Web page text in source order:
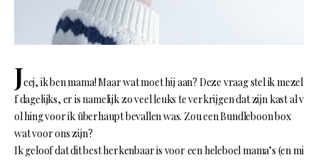
Jeej, ik ben mama! Maar wat moet hij aan? Deze vraag stel ik mezel
f dagelijks, er is namelijk zo veel leuks te verkrijgen dat zijn kast al v
ol hing voor ik überhaupt bevallen was. Zou een Bundleboon box
wat voor ons zijn?
Ik geloof dat dit best herkenbaar is voor een heleboel mama’s (en mi